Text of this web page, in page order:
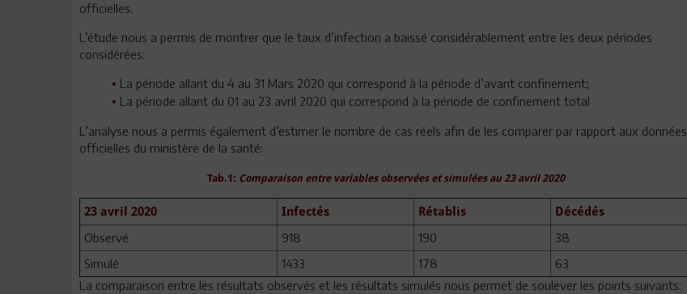
officielles.
L’étude nous a permis de montrer que le taux d’infection a baissé considérablement entre les deux périodes
considérées:
• La période allant du 4 au 31 Mars 2020 qui correspond à la période d’avant confinement;
• La période allant du 01 au 23 avril 2020 qui correspond à la période de confinement total
L’analyse nous a permis également d’estimer le nombre de cas réels afin de les comparer par rapport aux données
officielles du ministère de la santé:
Tab.1: Comparaison entre variables observées et simulées au 23 avril 2020
23 avril 2020 Infectés Rétablis
Décédés
Observé
918 190
38
Simulé
1433 178
63
La comparaison entre les résultats observés et les résultats simulés nous permet de soulever les points suivants: